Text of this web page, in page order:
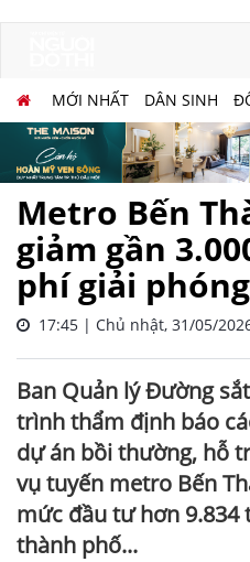
MỚI NHẤT DÂN SINH
Metro Bến
giảm gần
phí giải
17:45 | Chủ nhật, 31/05/
Ban Quản lý Đường
trình thẩm định báo
dự án bồi thường, hỗ
vụ tuyến metro Bến
mức đầu tư hơn 9.834
thành phố...